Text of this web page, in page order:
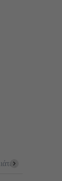
Cookies & Bites